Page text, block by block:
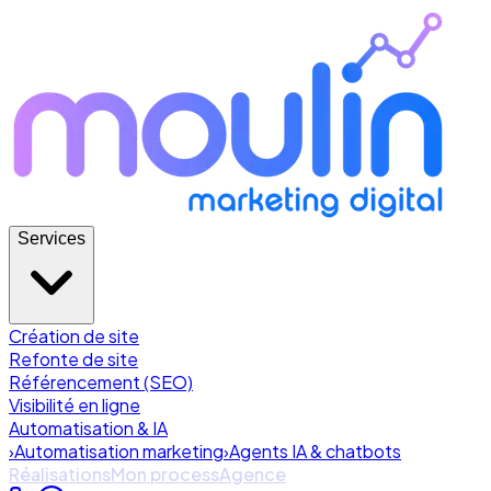
Services
Création de site
Refonte de site
Référencement (SEO)
Visibilité en ligne
Automatisation & IA
›Automatisation marketing›Agents IA & chatbots
RéalisationsMon processAgence